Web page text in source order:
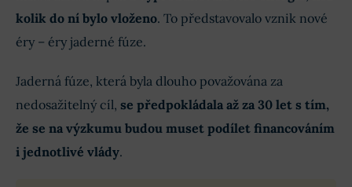
kolik do ní bylo vloženo. To představovalo vznik nové
éry – éry jaderné fúze.
Jaderná fúze, která byla dlouho považována za
nedosažitelný cíl, se předpokládala až za 30 let s tím,
že se na výzkumu budou muset podílet financováním
i jednotlivé vlády.